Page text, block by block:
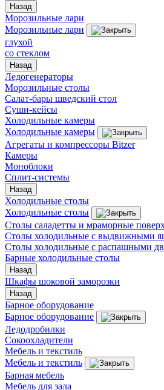
Назад
Морозильные лари
Морозильные лари
глухой
со стеклом
Назад
Ледогенераторы
Морозильные столы
Салат-бары шведский стол
Суши-кейсы
Холодильные камеры
Холодильные камеры
Агрегаты и компрессоры Bitzer
Камеры
Моноблоки
Сплит-системы
Назад
Холодильные столы
Холодильные столы
Столы саладетты и мраморные
Столы холодильные с выдвижными
Столы холодильные с распашными
Барные холодильные столы
Назад
Шкафы шоковой заморозки
Назад
Барное оборудование
Барное оборудование
Ледодробилки
Сокоохладители
Мебель и текстиль
Мебель и текстиль
Барная мебель
Мебель для зала